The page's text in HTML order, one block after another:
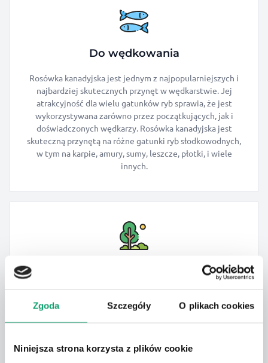
Zgoda Szczegóły O plikach cookies
Niniejsza strona korzysta z plików cookie
Do wędkowania
Rosówka kanadyjska jest jednym z najpopularniejszych i
najbardziej skutecznych przynęt w wędkarstwie. Jej
atrakcyjność dla wielu gatunków ryb sprawia, że jest
wykorzystywana zarówno przez początkujących, jak i
doświadczonych wędkarzy. Rosówka kanadyjska jest
skuteczną przynętą na różne gatunki ryb słodkowodnych,
w tym na karpie, amury, sumy, leszcze, płotki, i wiele
innych.
mogą być również wykorzystywane w ogrodnictwie.